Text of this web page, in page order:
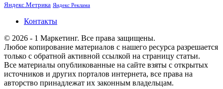
Яндекс.Метрика Яндекс Реклама
Контакты
© 2026 - 1 Маркетинг. Все права защищены.
Любое копирование материалов с нашего ресурса разрешается
только с обратной активной ссылкой на страницу статьи.
Все материалы опубликованные на сайте взяты с открытых
источников и других порталов интернета, все права на
авторство принадлежат их законным владельцам.